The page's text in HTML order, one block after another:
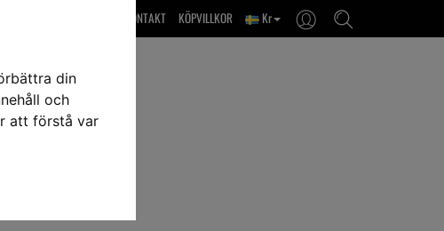
din
och
att förstå var
Kr
KÖPVILLKOR
OM OSS & KONTAKT